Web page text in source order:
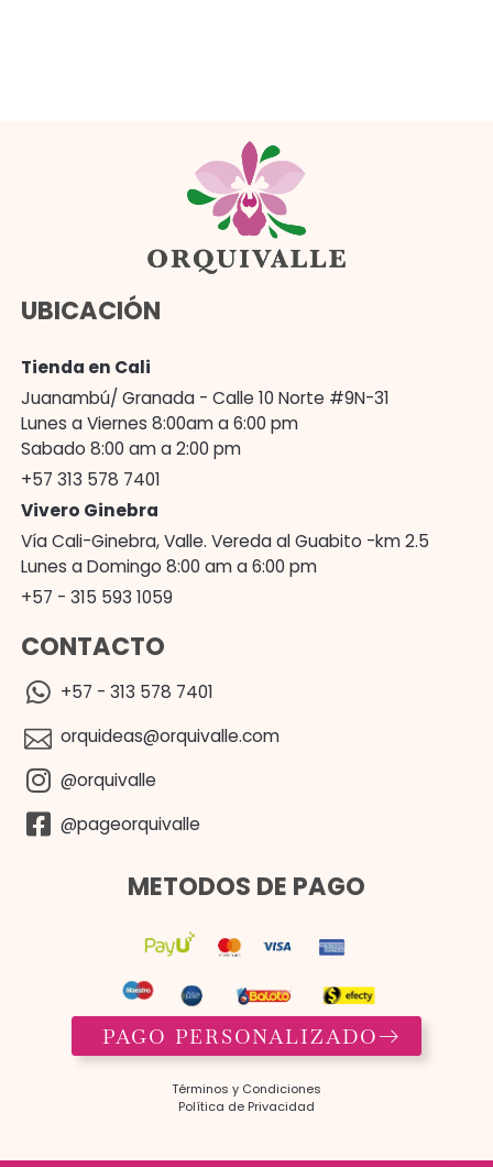
UBICACIÓN
Tienda en Cali
Juanambú/ Granada - Calle 10 Norte #9N-31
Lunes a Viernes 8:00am a 6:00 pm
Sabado 8:00 am a 2:00 pm
+57 313 578 7401
Vivero Ginebra
Vía Cali-Ginebra, Valle. Vereda al Guabito -km 2.5
Lunes a Domingo 8:00 am a 6:00 pm
+57 - 315 593 1059
CONTACTO
+57 - 313 578 7401
orquideas@orquivalle.com
@orquivalle
@pageorquivalle
METODOS DE PAGO
PAGO PERSONALIZADO
Términos y Condiciones​
Política de Privacidad